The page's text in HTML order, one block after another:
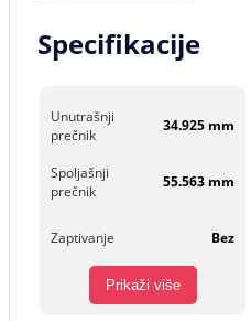
Specifikacije
Unutrašnji
prečnik
34.925 mm
Spoljašnji
prečnik
55.563 mm
Zaptivanje Bez
Prikaži više